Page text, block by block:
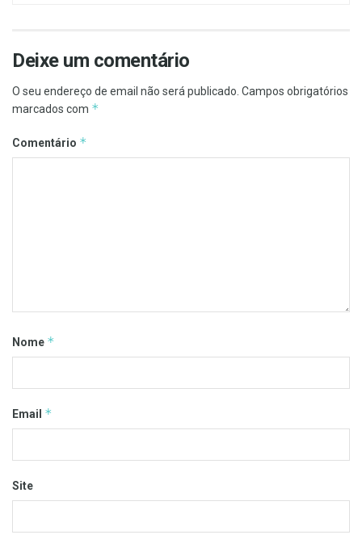
Deixe um comentário
O seu endereço de email não será publicado. Campos obrigatórios
marcados com *
Comentário *
Nome *
Email *
Site